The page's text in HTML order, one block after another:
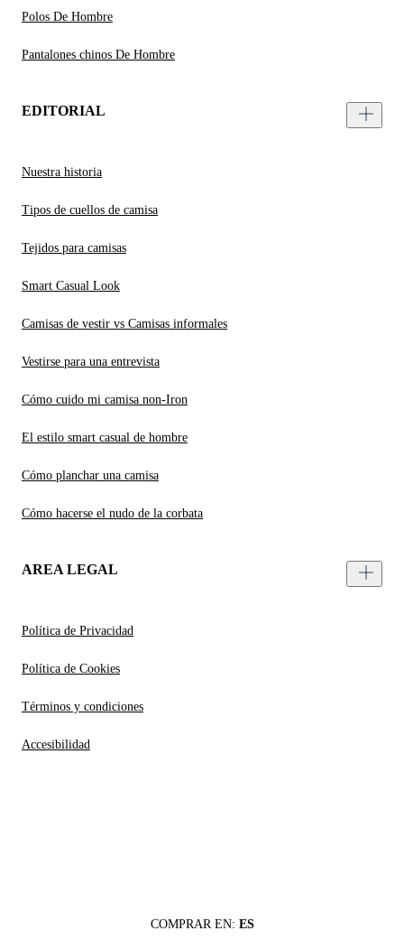
Polos De Hombre
Pantalones chinos De Hombre
EDITORIAL
Nuestra historia
Tipos de cuellos de camisa
Tejidos para camisas
Smart Casual Look
Camisas de vestir vs Camisas informales
Vestirse para una entrevista
Cómo cuido mi camisa non-Iron
El estilo smart casual de hombre
Cómo planchar una camisa
Cómo hacerse el nudo de la corbata
AREA LEGAL
Política de Privacidad
Política de Cookies
Términos y condiciones
Accesibilidad
COMPRAR EN: ES